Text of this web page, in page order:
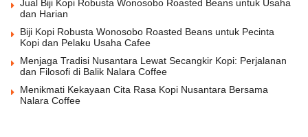
Jual Biji Kopi Robusta Wonosobo Roasted Beans untuk Usaha
dan Harian
Biji Kopi Robusta Wonosobo Roasted Beans untuk Pecinta
Kopi dan Pelaku Usaha Cafee
Menjaga Tradisi Nusantara Lewat Secangkir Kopi: Perjalanan
dan Filosofi di Balik Nalara Coffee
Menikmati Kekayaan Cita Rasa Kopi Nusantara Bersama
Nalara Coffee